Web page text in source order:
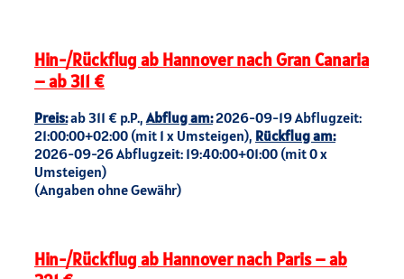
Hin-/Rückflug ab Hannover nach Gran Canaria
– ab 311 €
Preis:ab 311 € p.P.,Abflug am:2026-09-19 Abflugzeit:
21:00:00+02:00 (mit 1 x Umsteigen), Rückflug am:
2026-09-26 Abflugzeit: 19:40:00+01:00 (mit 0 x
Umsteigen)
(Angaben ohne Gewähr)
Hin-/Rückflug ab Hannover nach Paris – ab